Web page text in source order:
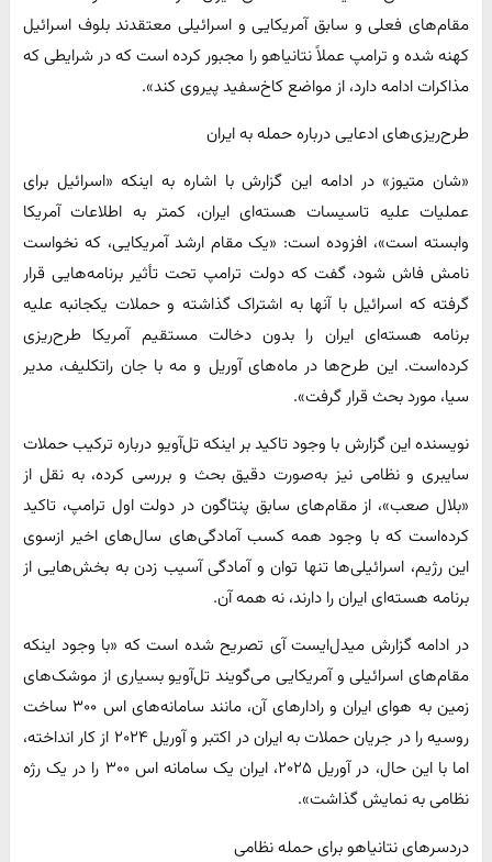
مقام‌های فعلی و سابق آمریکایی و اسرائیلی معتقدند بلوف اسرائیل
کهنه شده و ترامپ عملاً نتانیاهو را مجبور کرده است که در شرایطی که
مذاکرات ادامه دارد، از مواضع کاخ‌سفید پیروی کند».
طرح‌ریزی‌های ادعایی درباره حمله به ایران
«شان متیوز» در ادامه این گزارش با اشاره به اینکه «اسرائیل برای
عملیات علیه تاسیسات هسته‌ای ایران، کمتر به اطلاعات آمریکا
وابسته است»، افزوده است: «یک مقام ارشد آمریکایی، که نخواست
نامش فاش شود، گفت که دولت ترامپ تحت تأثیر برنامه‌هایی قرار
گرفته که اسرائیل با آنها به اشتراک گذاشته و حملات یکجانبه علیه
برنامه هسته‌ای ایران را بدون دخالت مستقیم آمریکا طرح‌ریزی
کرده‌است. این طرح‌ها در ماه‌های آوریل و مه با جان راتکلیف، مدیر
سیا، مورد بحث قرار گرفت».
نویسنده این گزارش با وجود تاکید بر اینکه تل‌آویو درباره ترکیب حملات
سایبری و نظامی نیز به‌صورت دقیق بحث و بررسی کرده، به نقل از
«بلال صعب»، از مقام‌های سابق پنتاگون در دولت اول ترامپ، تاکید
کرده‌است که با وجود همه کسب آمادگی‌های سال‌های اخیر ازسوی
این رژیم، اسرائیلی‌ها تنها توان و آمادگی آسیب زدن به بخش‌هایی از
برنامه هسته‌ای ایران را دارند، نه همه آن.
در ادامه گزارش میدل‌ایست آی تصریح شده است که «با وجود اینکه
مقام‌های اسرائیلی و آمریکایی می‌گویند تل‌آویو بسیاری از موشک‌های
زمین به هوای ایران و رادارهای آن، مانند سامانه‌های اس ۳۰۰ ساخت
روسیه را در جریان حملات به ایران در اکتبر و آوریل ۲۰۲۴ از کار انداخته،
اما با این حال، در آوریل ۲۰۲۵، ایران یک سامانه اس ۳۰۰ را در یک رژه
نظامی به نمایش گذاشت».
دردسرهای نتانیاهو برای حمله نظامی